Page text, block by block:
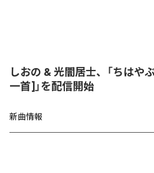
しおの & 光闇居士、「ちはや
一首]」を配信開始
新曲情報